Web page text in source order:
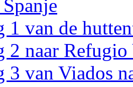
1 van de
2 naar Refugio
3 van Viados